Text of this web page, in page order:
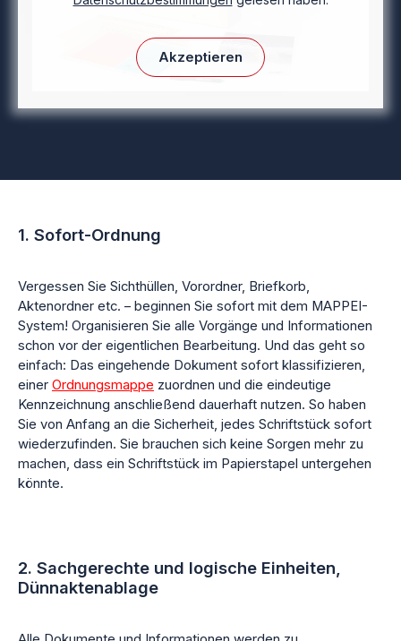
Akzeptieren
1. Sofort-Ordnung
Vergessen Sie Sichthüllen, Vorordner, Briefkorb,
Aktenordner etc. – beginnen Sie sofort mit dem MAPPEI-
System! Organisieren Sie alle Vorgänge und Informationen
schon vor der eigentlichen Bearbeitung. Und das geht so
einfach: Das eingehende Dokument sofort klassifizieren,
einer Ordnungsmappe zuordnen und die eindeutige
Kennzeichnung anschließend dauerhaft nutzen. So haben
Sie von Anfang an die Sicherheit, jedes Schriftstück sofort
wiederzufinden. Sie brauchen sich keine Sorgen mehr zu
machen, dass ein Schriftstück im Papierstapel untergehen
könnte.
2. Sachgerechte und logische Einheiten,
Dünnaktenablage